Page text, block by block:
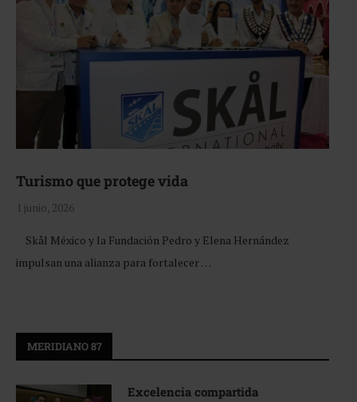
Turismo que protege vida
1 junio, 2026
Skål México y la Fundación Pedro y Elena Hernández
impulsan una alianza para fortalecer …
MERIDIANO 87
Excelencia compartida